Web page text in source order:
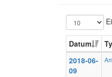
Datum
2018-06-
09